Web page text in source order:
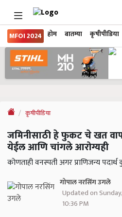
MFOI 2024 होम बातम्या कृषीपीडिया
कृषीपीडिया
जमिनीसाठी हे फुकट चे खत
येईल आणि चांगले आरोग्यही
कोणताही वनस्पती अगर प्राणिजन्य
गोपाल नरसिंग उगले
Updated on
10:36 PM